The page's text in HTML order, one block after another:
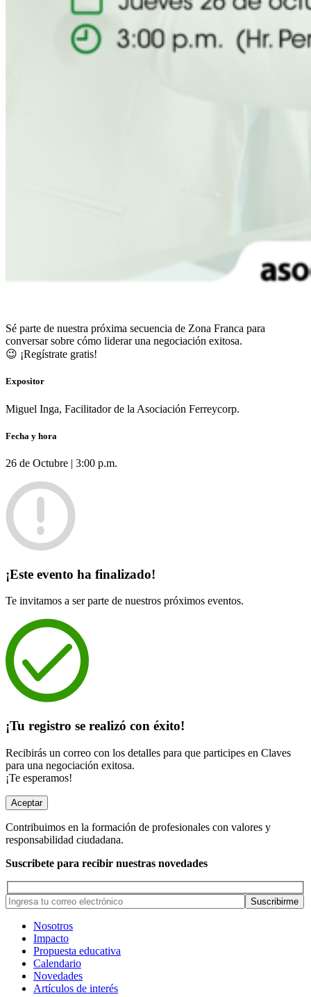
Sé parte de nuestra próxima secuencia de Zona Franca para
conversar sobre cómo liderar una negociación exitosa.
😉 ¡Regístrate gratis!
Expositor
Miguel Inga, Facilitador de la Asociación Ferreycorp.
Fecha y hora
26 de Octubre | 3:00 p.m.
¡Este evento ha finalizado!
Te invitamos a ser parte de nuestros próximos eventos.
¡Tu registro se realizó con éxito!
Recibirás un correo con los detalles para que participes en Claves
para una negociación exitosa.
¡Te esperamos!
Aceptar
Contribuimos en la formación de profesionales con valores y
responsabilidad ciudadana.
Suscribete para recibir nuestras novedades
Nosotros
Impacto
Propuesta educativa
Calendario
Novedades
Artículos de interés